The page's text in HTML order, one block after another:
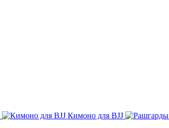
Кимоно для BJJ